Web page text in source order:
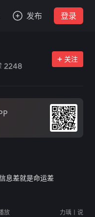
发布 登录
2248
关注
息差就是命运差
放 力瑀丨说